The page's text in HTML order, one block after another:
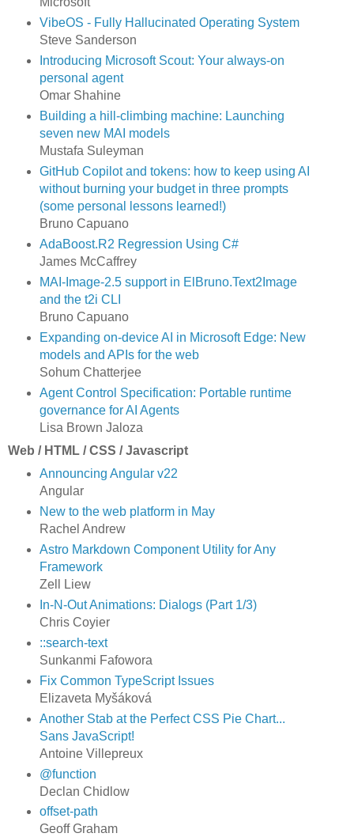
VibeOS - Fully Hallucinated Operating System
Steve Sanderson
Introducing Microsoft Scout: Your always-on
personal agent
Omar Shahine
Building a hill-climbing machine: Launching
seven new MAI models
Mustafa Suleyman
GitHub Copilot and tokens: how to keep using AI
without burning your budget in three prompts
(some personal lessons learned!)
Bruno Capuano
AdaBoost.R2 Regression Using C#
James McCaffrey
MAI-Image-2.5 support in ElBruno.Text2Image
and the t2i CLI
Bruno Capuano
Expanding on‑device AI in Microsoft Edge: New
models and APIs for the web
Sohum Chatterjee
Agent Control Specification: Portable runtime
governance for AI Agents
Lisa Brown Jaloza
Web / HTML / CSS / Javascript
Announcing Angular v22
Angular
New to the web platform in May
Rachel Andrew
Astro Markdown Component Utility for Any
Framework
Zell Liew
In-N-Out Animations: Dialogs (Part 1/3)
Chris Coyier
::search-text
Sunkanmi Fafowora
Fix Common TypeScript Issues
Elizaveta Myšáková
Another Stab at the Perfect CSS Pie Chart...
Sans JavaScript!
Antoine Villepreux
@function
Declan Chidlow
offset-path
Geoff Graham